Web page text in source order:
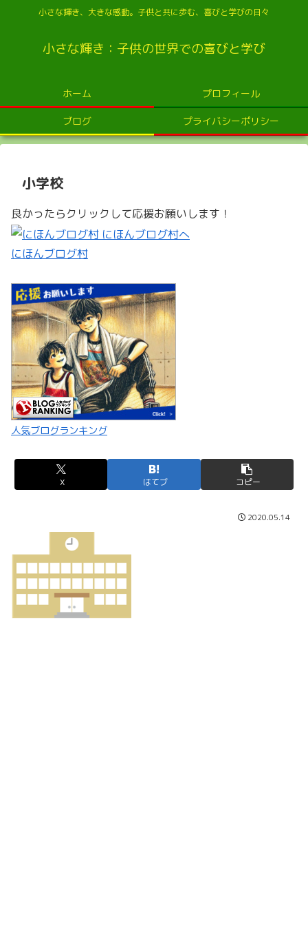
小さな輝き、大きな感動。子供と共に歩む、喜びと学びの日々
小さな輝き：子供の世界での喜びと学び
ホーム プロフィール
ブログ プライバシーポリシー
小学校
良かったらクリックして応援お願いします！
にほんブログ村
人気ブログランキング
X はてブ コピー
2020.05.14